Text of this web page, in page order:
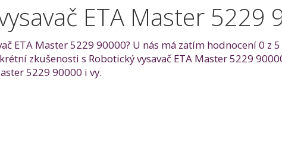
ETA Master 5229
ETA Master 5229 90000? U nás má zatím hodnocení 0 z
zkušenosti s Robotický vysavač ETA Master 5229
5229 90000 i vy.